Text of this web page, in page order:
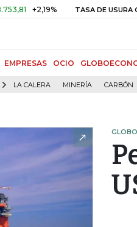
+2,19% TASA DE USURA
EMPRESAS OCIO
LA CALERA MINERÍA CARBÓN